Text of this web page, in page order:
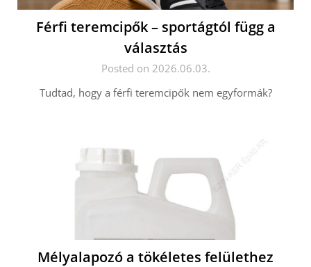
Férfi teremcipők – sportágtól függ a
választás
Posted on 2026.06.03.
Tudtad, hogy a férfi teremcipők nem egyformák?
Mélyalapozó a tökéletes felülethez